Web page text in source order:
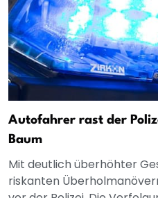
Autofahrer rast der
Baum
Mit deutlich überhöhter
riskanten